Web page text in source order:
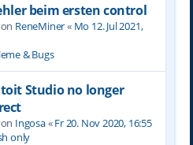
beim ersten control
ReneMiner« Mo 12. Jul 2021,
& Bugs
Studio no longer
Ingosa«Fr 20. Nov 2020, 16:55
only